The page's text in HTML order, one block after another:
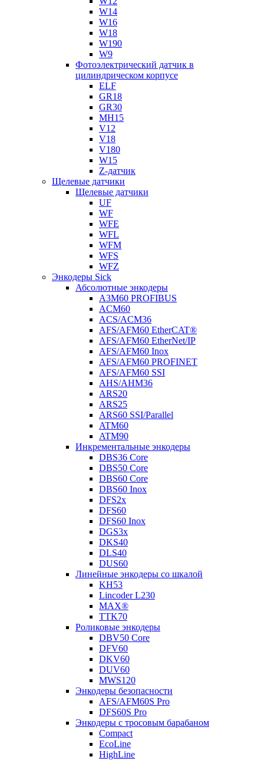
W14
W16
W18
W190
W9
Фотоэлектрический датчик в
цилиндрическом корпусе
ELF
GR18
GR30
MH15
V12
V18
V180
W15
Z-датчик
Щелевые датчики
Щелевые датчики
UF
WF
WFE
WFL
WFM
WFS
WFZ
Энкодеры Sick
Абсолютные энкодеры
A3M60 PROFIBUS
ACM60
ACS/ACM36
AFS/AFM60 EtherCAT®
AFS/AFM60 EtherNet/IP
AFS/AFM60 Inox
AFS/AFM60 PROFINET
AFS/AFM60 SSI
AHS/AHM36
ARS20
ARS25
ARS60 SSI/Parallel
ATM60
ATM90
Инкрементальные энкодеры
DBS36 Core
DBS50 Core
DBS60 Core
DBS60 Inox
DFS2x
DFS60
DFS60 Inox
DGS3x
DKS40
DLS40
DUS60
Линейные энкодеры со шкалой
KH53
Lincoder L230
MAX®
TTK70
Роликовые энкодеры
DBV50 Core
DFV60
DKV60
DUV60
MWS120
Энкодеры безопасности
AFS/AFM60S Pro
DFS60S Pro
Энкодеры с тросовым барабаном
Compact
EcoLine
HighLine